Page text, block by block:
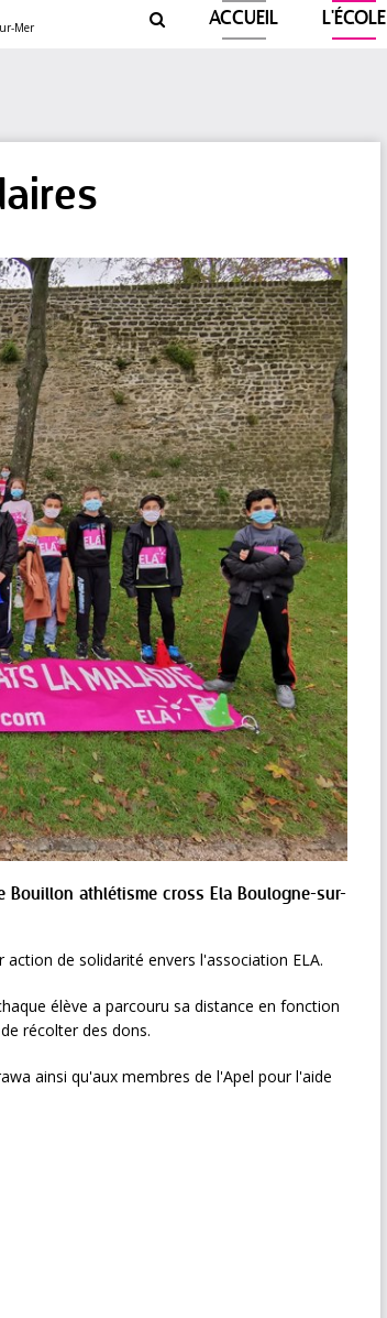
 ACCUEIL L'ÉCOLE
Bouillon athlétisme cross Ela Boulogne-sur-
de solidarité envers l'association ELA.
élève a parcouru sa distance en fonction
récolter des dons.
ainsi qu'aux membres de l'Apel pour l'aide